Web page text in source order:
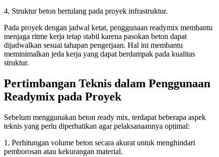
4. Struktur beton bertulang pada proyek infrastruktur.
Pada proyek dengan jadwal ketat, penggunaan readymix membantu
menjaga ritme kerja tetap stabil karena pasokan beton dapat
dijadwalkan sesuai tahapan pengerjaan. Hal ini membantu
meminimalkan jeda kerja yang dapat berdampak pada kualitas
struktur.
Pertimbangan Teknis dalam Penggunaan
Readymix pada Proyek
Sebelum menggunakan beton ready mix, terdapat beberapa aspek
teknis yang perlu diperhatikan agar pelaksanaannya optimal:
1. Perhitungan volume beton secara akurat untuk menghindari
pemborosan atau kekurangan material.